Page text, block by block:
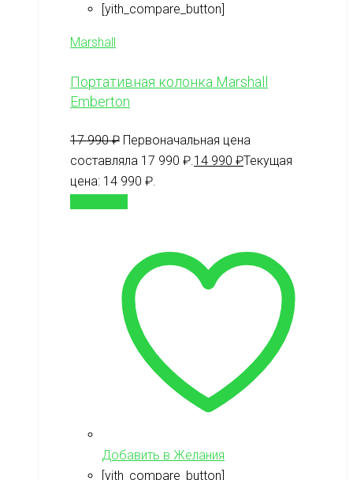
[yith_compare_button]
Marshall
Портативная колонка Marshall
Emberton
17 990₽ Первоначальная цена
составляла 17 990 ₽. 14 990 ₽Текущая
цена: 14 990 ₽.
Добавить в Желания
[yith_compare_button]